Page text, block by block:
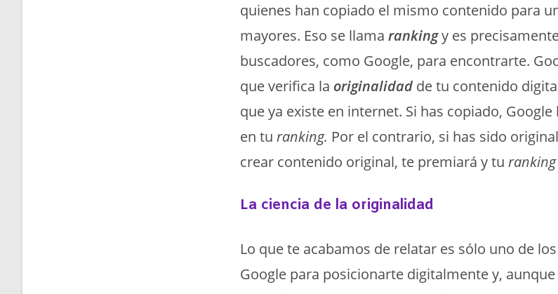
quienes han copiado el mismo contenido para
mayores. Eso se llama rankingy es
buscadores, como Google, para encontrarte.
que verifica la originalidad de tu contenido
que ya existe en internet. Si has copiado,
en tu ranking. Por el contrario, si has sido
crear contenido original, te premiará y tu ranking
La ciencia de la originalidad
Lo que te acabamos de relatar es sólo uno de
Google para posicionarte digitalmente y,